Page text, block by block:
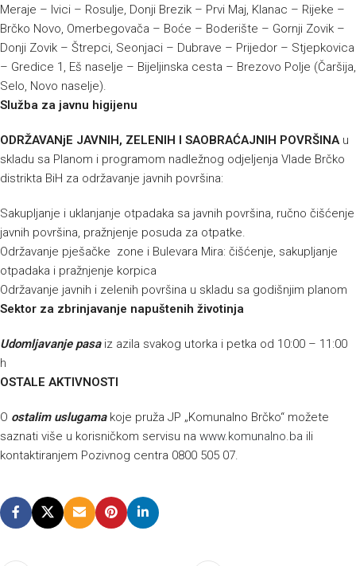
Meraje – Ivici – Rosulje, Donji Brezik – Prvi Maj, Klanac – Rijeke –
Brčko Novo, Omerbegovača – Boće – Boderište – Gornji Zovik –
Donji Zovik – Štrepci, Seonjaci – Dubrave – Prijedor – Stjepkovica
– Gredice 1, Eš naselje – Bijeljinska cesta – Brezovo Polje (Čaršija,
Selo, Novo naselje).
Služba za javnu higijenu
ODRŽAVANjE JAVNIH, ZELENIH I SAOBRAĆAJNIH POVRŠINAu
skladu sa Planom i programom nadležnog odjeljenja Vlade Brčko
distrikta BiH za održavanje javnih površina:
Sakupljanje i uklanjanje otpadaka sa javnih površina, ručno čišćenje
javnih površina, pražnjenje posuda za otpatke.
Održavanje pješačke zone i Bulevara Mira: čišćenje, sakupljanje
otpadaka i pražnjenje korpica
Održavanje javnih i zelenih površina u skladu sa godišnjim planom
Sektor za zbrinjavanje napuštenih životinja
Udomljavanje pasaiz azila svakog utorka i petka od 10:00 – 11:00
h
OSTALE AKTIVNOSTI
O ostalim uslugamakoje pruža JP „Komunalno Brčko“ možete
saznati više u korisničkom servisu na www.komunalno.ba ili
kontaktiranjem Pozivnog centra 0800 505 07.